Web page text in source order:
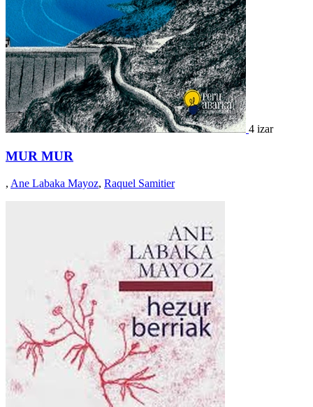
4 izar
MUR MUR
, Ane Labaka Mayoz, Raquel Samitier